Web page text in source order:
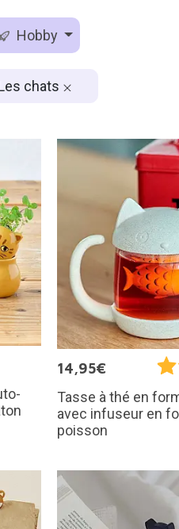
Hobby
chats
14,95€
Tasse à thé en
avec infuseur en
poisson